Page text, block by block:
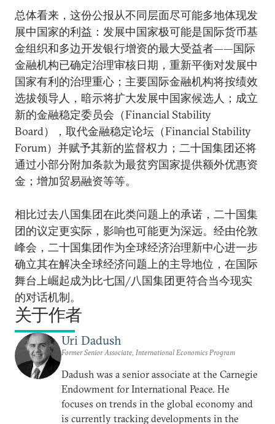
总体看来，这份公报从不同层面尽可能多地体现发
展中国家的利益：发展中国家极可能是国际货币基
金组织和多边开发银行增资的最大受益者——国际
金融机构已确定治理审核日期，重新平衡对发展中
国家有利的治理重心；主要国际金融机构将按绩效
选拔领导人，暗示将扩大发展中国家候选人；成立
新的金融稳定委员会（Financial Stability
Board），取代金融稳定论坛（Financial Stability
Forum）并赋予其新的监督权力；二十国集团还将
通过小部分附加条款为最贫穷国家提供额外优惠资
金；增加贸易融资等等。
相比过去八国集团在此类问题上的承诺，二十国集
团的议定更实际，影响也可能更为深远。经由伦敦
峰会，二十国集团作为全球经济治理新中心进一步
确立其在解决全球经济问题上的主导地位，在国际
舞台上崛起成为比七国/八国集团更符合当今现实
的对话机制。
关于作者
Uri Dadush
Former Senior Associate, International Economics Program
Dadush was a senior associate at the Carnegie
Endowment for International Peace. He
focuses on trends in the global economy and
is currently tracking developments in the